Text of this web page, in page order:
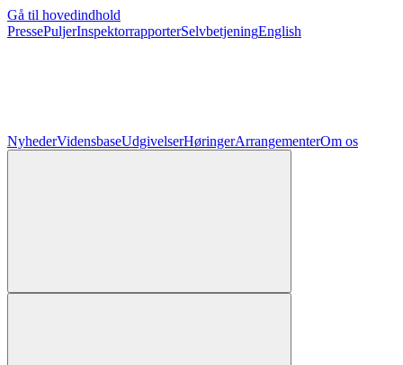
Gå til hovedindhold
PressePuljerInspektorrapporterSelvbetjeningEnglish
NyhederVidensbaseUdgivelserHøringerArrangementerOm os